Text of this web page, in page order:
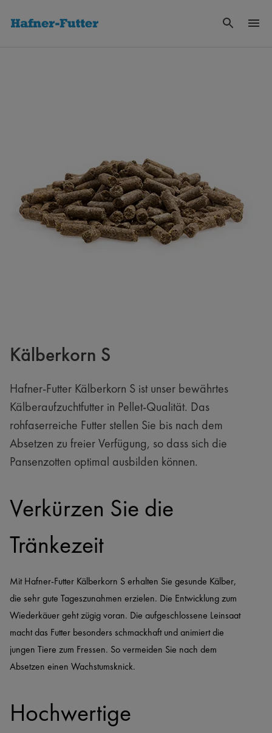
Kälberkorn S
Hafner-Futter Kälberkorn S ist unser bewährtes
Kälberaufzuchtfutter in Pellet-Qualität. Das
rohfaserreiche Futter stellen Sie bis nach dem
Absetzen zu freier Verfügung, so dass sich die
Pansenzotten optimal ausbilden können.
Verkürzen Sie die
Tränkezeit
Mit Hafner-Futter Kälberkorn S erhalten Sie gesunde Kälber,
die sehr gute Tageszunahmen erzielen. Die Entwicklung zum
Wiederkäuer geht zügig voran. Die aufgeschlossene Leinsaat
macht das Futter besonders schmackhaft und animiert die
jungen Tiere zum Fressen. So vermeiden Sie nach dem
Absetzen einen Wachstumsknick.
Hochwertige